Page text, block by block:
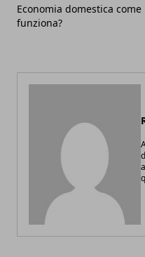
Economia domestica come
funziona?